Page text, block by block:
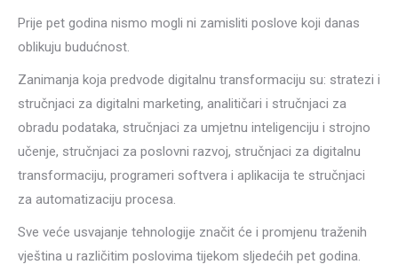
Prije pet godina nismo mogli ni zamisliti poslove koji danas
oblikuju budućnost.
Zanimanja koja predvode digitalnu transformaciju su: stratezi i
stručnjaci za digitalni marketing, analitičari i stručnjaci za
obradu podataka, stručnjaci za umjetnu inteligenciju i strojno
učenje, stručnjaci za poslovni razvoj, stručnjaci za digitalnu
transformaciju, programeri softvera i aplikacija te stručnjaci
za automatizaciju procesa.
Sve veće usvajanje tehnologije značit će i promjenu traženih
vještina u različitim poslovima tijekom sljedećih pet godina.